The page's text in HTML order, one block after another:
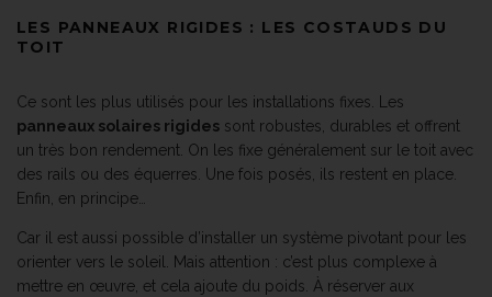
LES PANNEAUX RIGIDES : LES COSTAUDS DU
TOIT
Ce sont les plus utilisés pour les installations fixes. Les
panneaux solaires rigides sont robustes, durables et offrent
un très bon rendement. On les fixe généralement sur le toit avec
des rails ou des équerres. Une fois posés, ils restent en place.
Enfin, en principe…
Car il est aussi possible d’installer un système pivotant pour les
orienter vers le soleil. Mais attention : c’est plus complexe à
mettre en œuvre, et cela ajoute du poids. À réserver aux